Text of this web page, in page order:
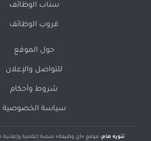
سناب الوظائف
قروب الوظائف
حول الموقع
للتواصل والإعلان
شروط وأحكام
سياسة الخصوصية
تنويه هام: موقع «أي وظيفة» منصة إعلامية